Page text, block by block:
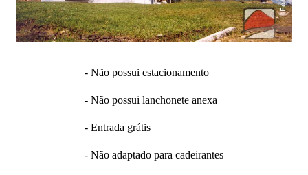
- Não possui estacionamento
- Não possui lanchonete anexa
- Entrada grátis
- Não adaptado para cadeirantes